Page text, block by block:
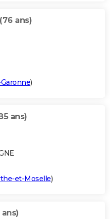
(76 ans)
)
ans)
et-Moselle)
ans)